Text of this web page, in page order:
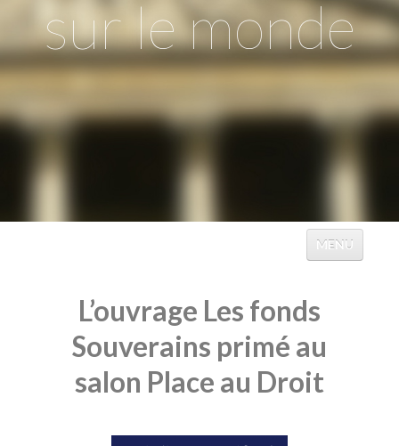
sur le monde
MENU
ÉVÉNEMENTS
TABLES
CATALOGUES
L’ouvrage Les fonds
Souverains primé au
salon Place au Droit